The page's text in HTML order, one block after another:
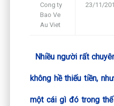
Cong ty
Bao Ve
Au Viet
23/11/
Nhiều người rất
không hề thiếu tiền,
một cái gì đó trong